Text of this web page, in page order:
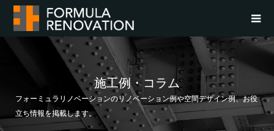
施工例・コラム
フォーミュラリノベーションのリノベーション例や空間デザイン例、お役
立ち情報を掲載します。